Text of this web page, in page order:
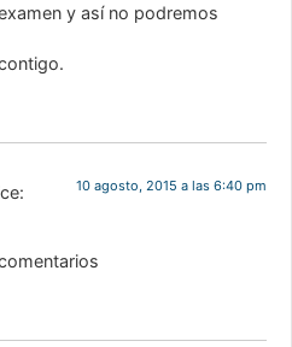
y así no podremos
10 agosto, 2015 a las 6:40 pm